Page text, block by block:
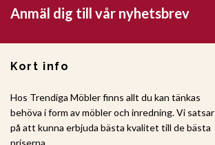
Anmäl dig till vår nyhetsbrev
Kort info
Hos Trendiga Möbler finns allt du kan tänkas
behöva i form av möbler och inredning. Vi satsar
på att kunna erbjuda bästa kvalitet till de bästa
priserna.